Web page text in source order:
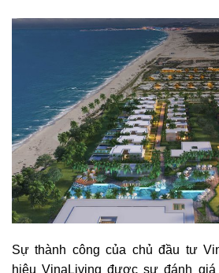
Sự thành công của chủ đầu tư
hiệu VinaLiving được sự đánh